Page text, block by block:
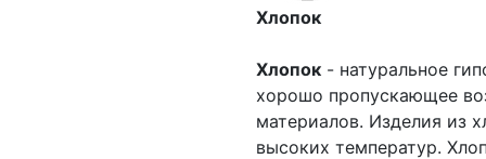
Хлопок
Хлопок - натуральное
хорошо пропускающее
материалов. Изделия из
высоких температур.